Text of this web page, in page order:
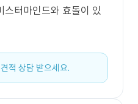
스터마인드와 효돌이 있
적 상담 받으세요.